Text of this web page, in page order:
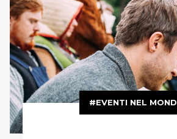
VIAGGIO
ALTERNATIVO
OGGI
È
GIÀ
FUTURO
EVENTI NEL